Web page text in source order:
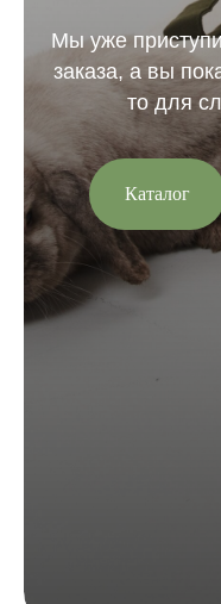
Мы уже
заказа, а вы
то для
Каталог